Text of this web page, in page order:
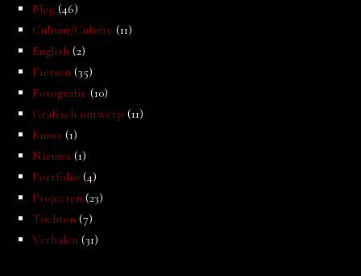
Blog (46)
Cultuur/Culture (11)
English (2)
Fietsen (35)
Fotografie (10)
Grafisch ontwerp (11)
Kunst (1)
Nieuws (1)
Portfolio (4)
Projecten (23)
Tochten (7)
Verhalen (31)